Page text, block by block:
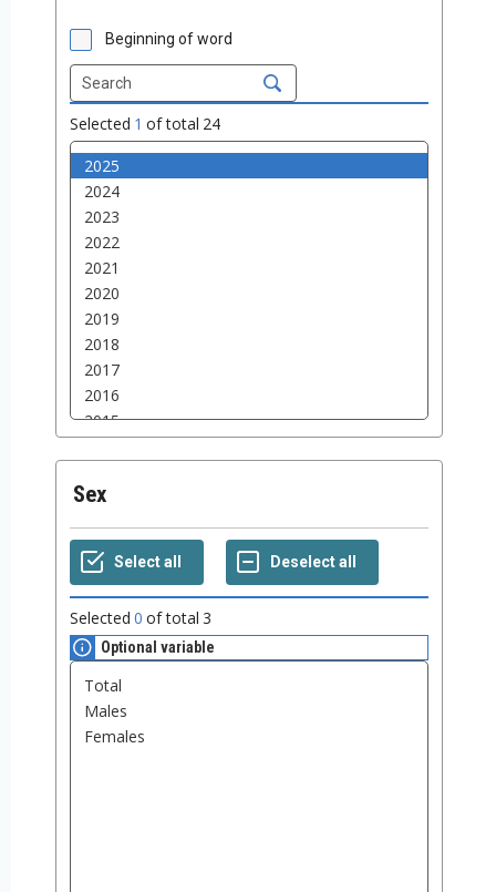
Beginning of word
Selected 1 of total 24
Sex
Selected 0 of total 3
Optional variable